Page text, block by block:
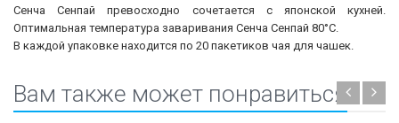
Сенча Сенпай превосходно сочетается с японской кухней.
Оптимальная температура заваривания Сенча Сенпай 80°С.
В каждой упаковке находится по 20 пакетиков чая для чашек.
Вам также может понравиться